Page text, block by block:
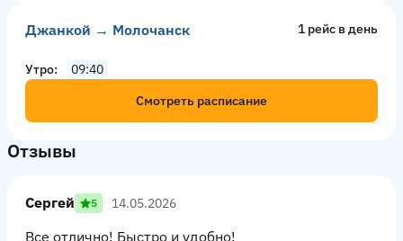
Джанкой → Молочанск 1 рейс в день
Утро
09:40
Смотреть расписание
Отзывы
Сергей 5 14.05.2026
Все отлично! Быстро и удобно!